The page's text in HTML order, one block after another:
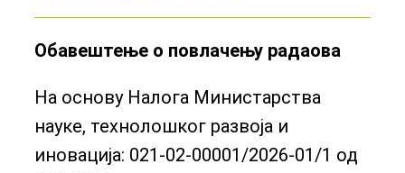
Обавештење о повлачењу радаова
На основу Налога Министарства
науке, технолошког развоја и
иновација: 021-02-00001/2026-01/1 од